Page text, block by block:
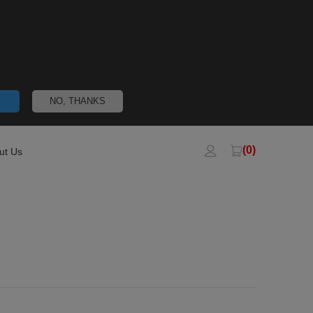
NO, THANKS
Us (0)